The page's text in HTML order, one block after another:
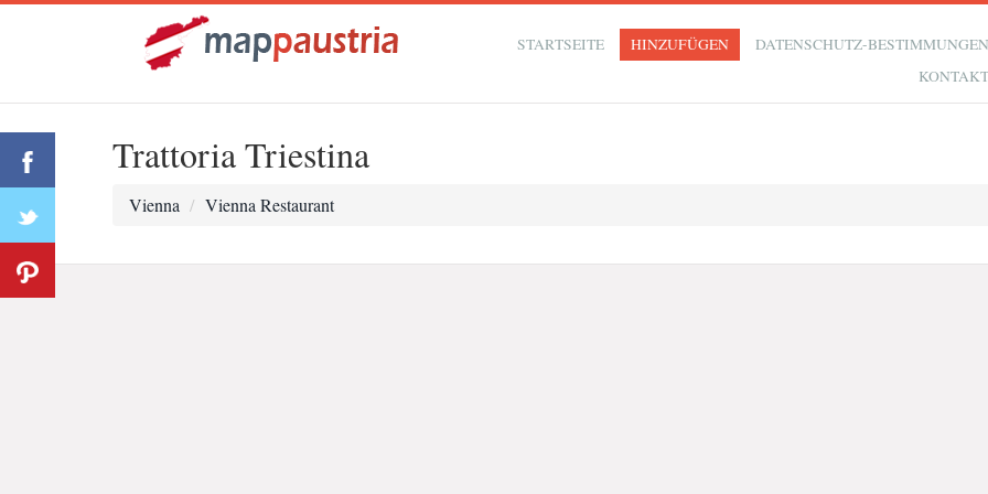
STARTSEITE HINZUFÜGEN
DATENSCHUTZ-
Trattoria Triestina
Vienna Vienna Restaurant